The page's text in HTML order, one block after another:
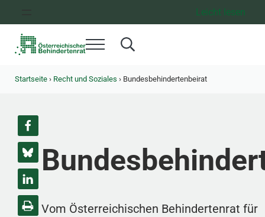
Leicht lesen
Menü Search...
Startseite › Recht und Soziales ›Bundesbehindertenbeirat
Vom Österreichischen Behindertenrat für